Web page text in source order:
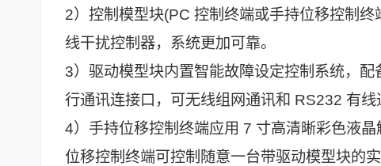
2）控制模型块(PC 控制终端或手持位移控制
线干扰控制器，系统更加可靠。
3）驱动模型块内置智能故障设定控制系统，
行通讯连接口，可无线组网通讯和 RS232 有线
4）手持位移控制终端应用 7 寸高清晰彩色液
位移控制终端可控制随意一台带驱动模型块的实